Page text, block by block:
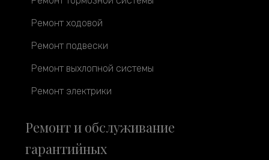
Ремонт ходовой
Ремонт подвески
Ремонт выхлопной системы
Ремонт электрики
Ремонт и обслуживание
гарантийных